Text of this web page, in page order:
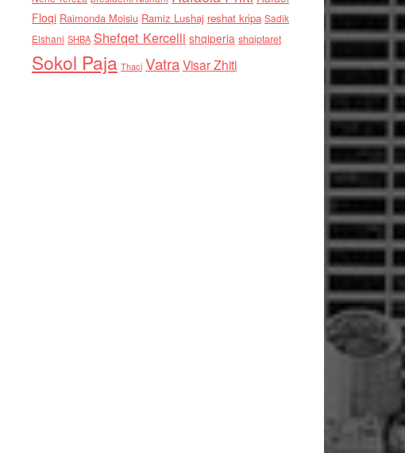
Floqi Raimonda Moisiu Ramiz Lushaj reshat kripa Sadik
Elshani SHBA Shefqet Kercelli shqiperia shqiptaret
Sokol Paja Thaci VatraVisar Zhiti